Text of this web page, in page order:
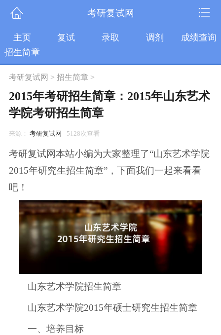
考研复试网
主页 复试 录取 调剂
成绩查询
招生简章
考研复试网 > 招生简章>
2015年考研招生简章：2015年山东艺术
学院考研招生简章
来源： 考研复试网 5128次查看
考研复试网本站小编为大家整理了“山东艺术学院
2015年研究生招生简章”，下面我们一起来看看
吧！
山东艺术学院招生简章
山东艺术学院2015年硕士研究生招生简章
一、培养目标